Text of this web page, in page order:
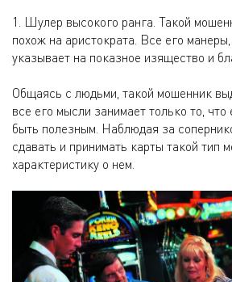
1. Шулер высокого ранга. Такой
похож на аристократа. Все его
указывает на показное изящество и
Общаясь с людьми, такой мошенник
все его мысли занимает только то,
быть полезным. Наблюдая за
сдавать и принимать карты такой тип
характеристику о нем.